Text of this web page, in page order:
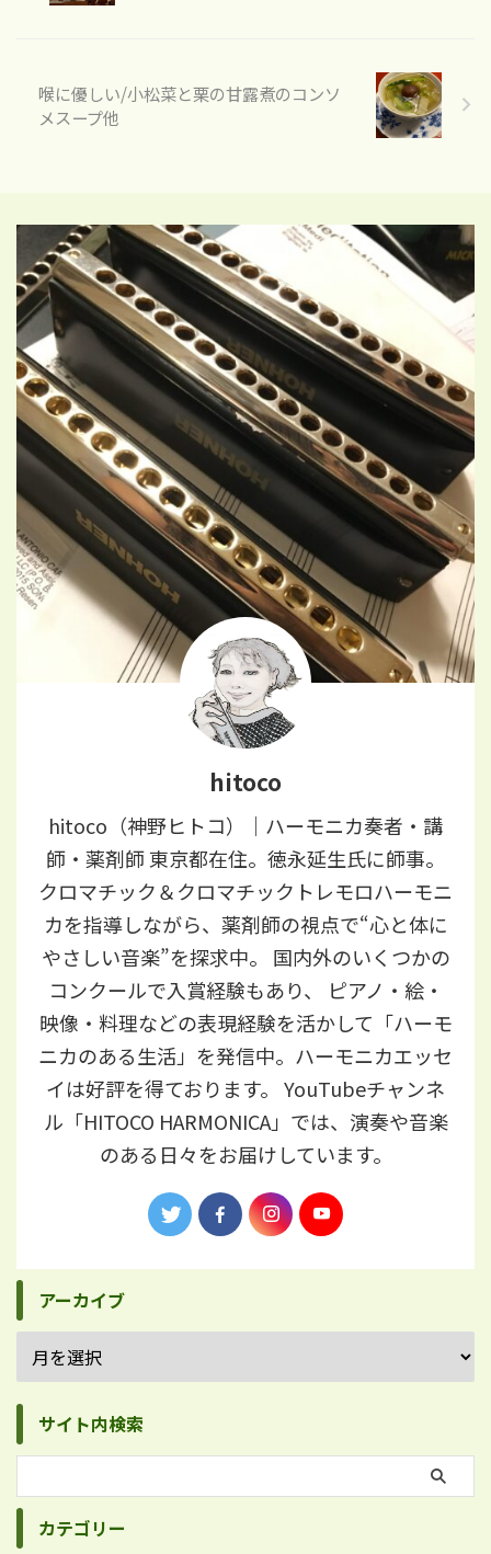
喉に優しい/小松菜と栗の甘露煮のコンソ
メスープ他
hitoco
hitoco（神野ヒトコ）｜ハーモニカ奏者・講
師・薬剤師 東京都在住。徳永延生氏に師事。
クロマチック＆クロマチックトレモロハーモニ
カを指導しながら、薬剤師の視点で“心と体に
やさしい音楽”を探求中。 国内外のいくつかの
コンクールで入賞経験もあり、 ピアノ・絵・
映像・料理などの表現経験を活かして「ハーモ
ニカのある生活」を発信中。ハーモニカエッセ
イは好評を得ております。 YouTubeチャンネ
ル「HITOCO HARMONICA」では、演奏や音楽
のある日々をお届けしています。
アーカイブ
サイト内検索
カテゴリー